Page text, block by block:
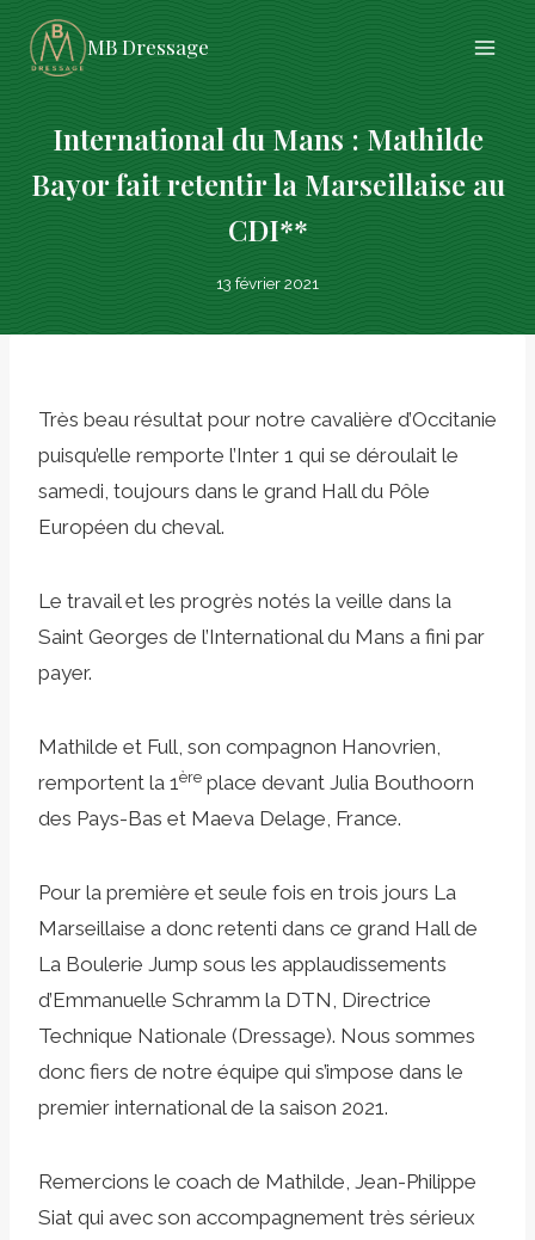
MB Dressage
International du Mans : Mathilde
Bayor fait retentir la Marseillaise au
CDI**
13 février 2021
Très beau résultat pour notre cavalière d’Occitanie
puisqu’elle remporte l’Inter 1 qui se déroulait le
samedi, toujours dans le grand Hall du Pôle
Européen du cheval.
Le travail et les progrès notés la veille dans la
Saint Georges de l’International du Mans a fini par
payer.
Mathilde et Full, son compagnon Hanovrien,
remportent la 1ère place devant Julia Bouthoorn
des Pays-Bas et Maeva Delage, France.
Pour la première et seule fois en trois jours La
Marseillaise a donc retenti dans ce grand Hall de
La Boulerie Jump sous les applaudissements
d’Emmanuelle Schramm la DTN, Directrice
Technique Nationale (Dressage). Nous sommes
donc fiers de notre équipe qui s’impose dans le
premier international de la saison 2021.
Remercions le coach de Mathilde, Jean-Philippe
Siat qui avec son accompagnement très sérieux